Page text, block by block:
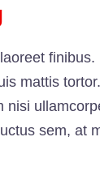
mattis
nisi
sem, at